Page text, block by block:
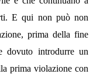
E qui non può non
prima della fine
dovuto introdurre un
prima violazione con